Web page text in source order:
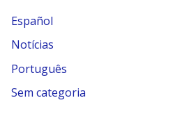
Español
Notícias
Português
Sem categoria